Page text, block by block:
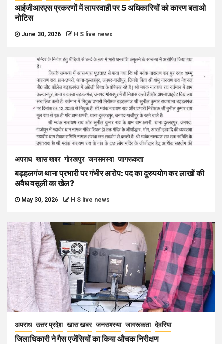
आईजीआरएस प्रकरणों में लापरवाही पर 5 अधिकारियों को कारण बताओ
नोटिस
June 30, 2026 H S live news
अपराध खास खबर गोरखपुर जनसमस्या जागरूकता
बड़हलगंज थाना प्रभारी पर गंभीर आरोप: पद का दुरुपयोग कर लाखों की
अवैध वसूली का खेल?
May 30, 2026 H S live news
अपराध उत्तर प्रदेश खास खबर जनसमस्या जागरूकता देवरिया
जिलाधिकारी ने गैस एजेंसियों का किया औचक निरीक्षण